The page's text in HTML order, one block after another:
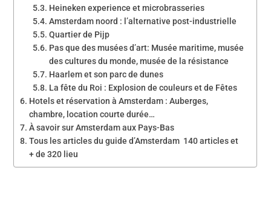
Heineken experience et microbrasseries
Amsterdam noord : l’alternative post-industrielle
Quartier de Pijp
Pas que des musées d’art: Musée maritime, musée
des cultures du monde, musée de la résistance
Haarlem et son parc de dunes
La fête du Roi : Explosion de couleurs et de Fêtes
Hotels et réservation à Amsterdam : Auberges,
chambre, location courte durée…
À savoir sur Amsterdam aux Pays-Bas
Tous les articles du guide d’Amsterdam 140 articles et
+ de 320 lieu